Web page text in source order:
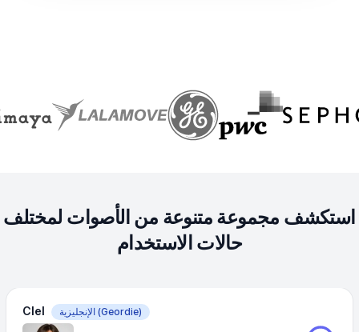
استكشف مجموعة متنوعة من الأصوات لمختلف
حالات الاستخدام
Clel الإنجليزية (Geordie)